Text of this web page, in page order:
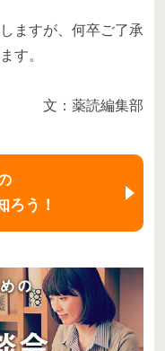
ますが、何卒ご了承
す。
文：薬読編集部
ろう！